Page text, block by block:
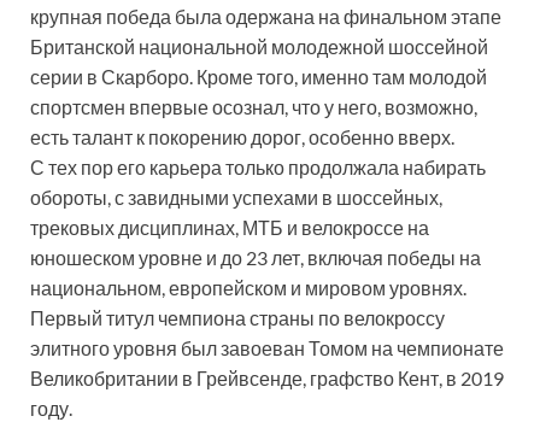
крупная победа была одержана на финальном этапе
Британской национальной молодежной шоссейной
серии в Скарборо. Кроме того, именно там молодой
спортсмен впервые осознал, что у него, возможно,
есть талант к покорению дорог, особенно вверх.
С тех пор его карьера только продолжала набирать
обороты, с завидными успехами в шоссейных,
трековых дисциплинах, МТБ и велокроссе на
юношеском уровне и до 23 лет, включая победы на
национальном, европейском и мировом уровнях.
Первый титул чемпиона страны по велокроссу
элитного уровня был завоеван Томом на чемпионате
Великобритании в Грейвсенде, графство Кент, в 2019
году.